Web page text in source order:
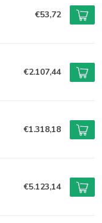
€53,72
€2.107,44
€1.318,18
€5.123,14